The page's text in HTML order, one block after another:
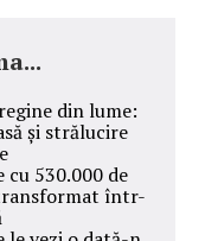
din lume:
și strălucire
cu 530.000 de
într-